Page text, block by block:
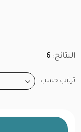
النتائج: 6
ترتيب حسب: